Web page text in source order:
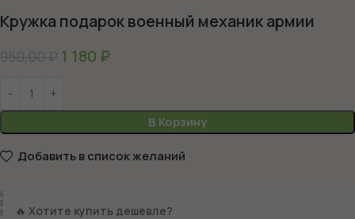
Кружка подарок военный механик армии
950,00₽ 1 180 ₽
В Корзину
Добавить в список желаний
🔥 Хотите купить дешевле?